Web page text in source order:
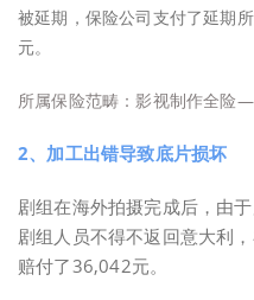
被延期，保险公司支付了延期
元。
所属保险范畴：影视制作全险
2、加工出错导致底片损坏
剧组在海外拍摄完成后，由
剧组人员不得不返回意大利
赔付了36,042元。